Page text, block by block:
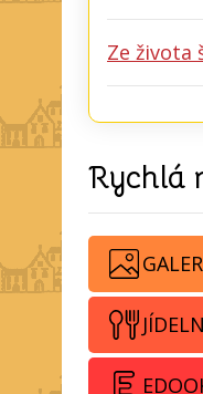
Ze života
Rychlá